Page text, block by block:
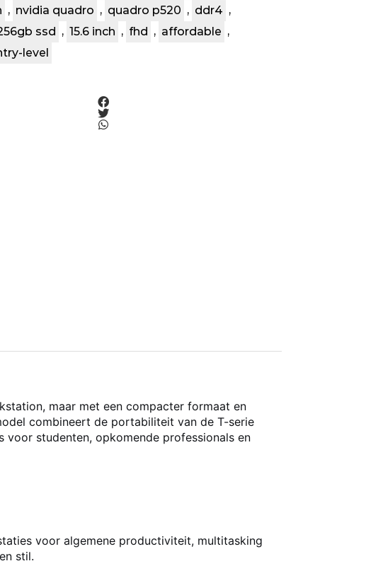
, nvidia quadro , quadro p520 , ddr4 ,
ssd , 15.6 inch , fhd , affordable ,
level
maar met een compacter formaat en
combineert de portabiliteit van de T-serie
voor studenten, opkomende professionals en
voor algemene productiviteit, multitasking
stil.